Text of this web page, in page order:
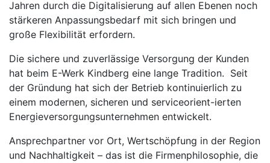
Jahren durch die Digitalisierung auf allen Ebenen noch
stärkeren Anpassungsbedarf mit sich bringen und
große Flexibilität erfordern.
Die sichere und zuverlässige Versorgung der Kunden
hat beim E-Werk Kindberg eine lange Tradition. Seit
der Gründung hat sich der Betrieb kontinuierlich zu
einem modernen, sicheren und serviceorient-ierten
Energieversorgungsunternehmen entwickelt.
Ansprechpartner vor Ort, Wertschöpfung in der Region
und Nachhaltigkeit – das ist die Firmenphilosophie, die